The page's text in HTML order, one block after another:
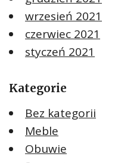
wrzesień 2021
czerwiec 2021
styczeń 2021
Kategorie
Bez kategorii
Meble
Obuwie